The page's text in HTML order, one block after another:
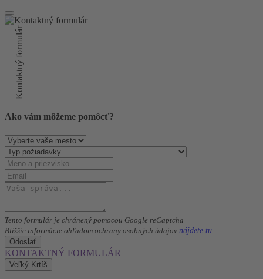
Kontaktný formulár
Ako vám môžeme pomôcť?
Tento formulár je chránený pomocou Google reCaptcha
Bližšie informácie ohľadom ochrany osobných údajov nájdete tu
Odoslať
KONTAKTNÝ FORMULÁR
Veľký Krtíš